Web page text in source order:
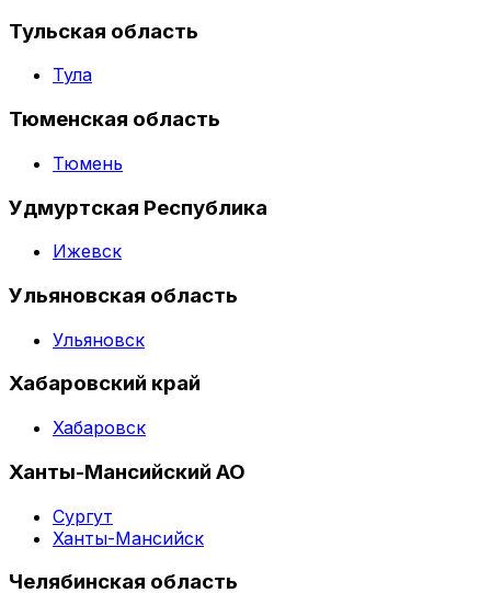
Тульская область
Тула
Тюменская область
Тюмень
Удмуртская Республика
Ижевск
Ульяновская область
Ульяновск
Хабаровский край
Хабаровск
Ханты-Мансийский АО
Сургут
Ханты-Мансийск
Челябинская область